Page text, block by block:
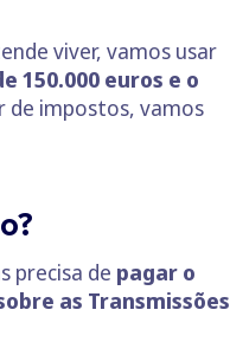
viver, vamos usar
150.000 euros e o
de impostos, vamos
precisa de pagar o
as Transmissões